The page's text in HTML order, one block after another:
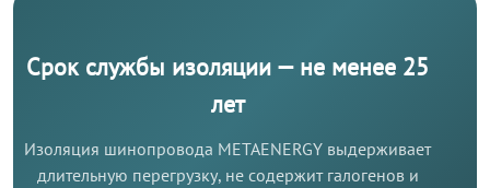
Срок службы изоляции — не менее 25
лет
Изоляция шинопровода METAENERGY выдерживает
длительную перегрузку, не содержит галогенов и